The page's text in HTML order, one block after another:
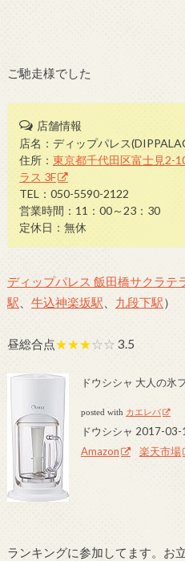
ご馳走様でした
店舗情報
店名：ディップパレス
住所：東京都千代田区富士見2-
ラス 3F
TEL：050-5590-2122
営業時間：11：00～23：30
定休日：無休
ディップパレス 飯田橋サクラテ
駅
牛込神楽坂駅 九段下駅）
昼総合点★★★☆☆ 3.5
ドウシシャ 大人の氷
posted with カエレバ
ドウシシャ 2017-03-
Amazon
楽天市場
ランキングに参加してます。お